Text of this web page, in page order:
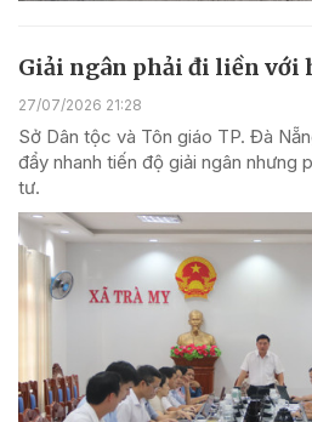
Giải ngân phải đi liền với
27/07/2026 21:28
Sở Dân tộc và Tôn giáo TP. Đà
đẩy nhanh tiến độ giải ngân nhưng
tư.